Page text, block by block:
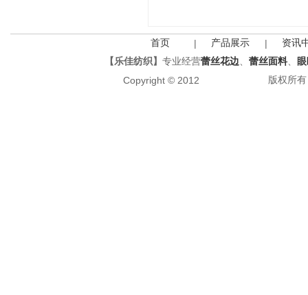
首页 | 产品展示 |
资讯
【乐佳纺织】 专业经营蕾丝花边、 蕾丝面料、
Copyright © 2012
版权所